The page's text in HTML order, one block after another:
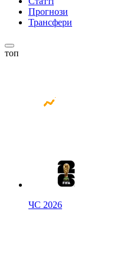
Прогнози
Трансфери
топ
ЧС 2026